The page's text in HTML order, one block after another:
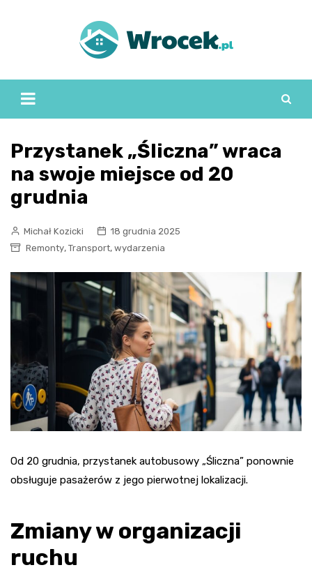
Przystanek „Śliczna” wraca
na swoje miejsce od 20
grudnia
Michał Kozicki
18 grudnia 2025
Remonty, Transport, wydarzenia
Od 20 grudnia, przystanek autobusowy „Śliczna” ponownie
obsługuje pasażerów z jego pierwotnej lokalizacji.
Zmiany w organizacji
ruchu